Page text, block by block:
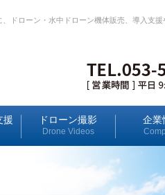
ドローン・水中ドローン機体販売、導入支
援 ドローン撮影
Drone Videos
企業